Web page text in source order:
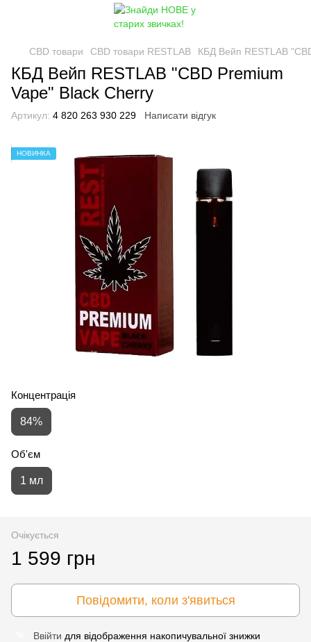
CBD товари CBD товари RESTLAB КБД Вейп RESTLAB
КБД Вейп RESTLAB "CBD Premium
Vape" Black Cherry
Артикул: 4 820 263 930 229 Написати відгук
НОВИНКА
Концентрація
84%
Об'єм
1 мл
Очікується
1 599 грн
Повідомити, коли з'явиться
Ввійти для відображення накопичувальної знижки